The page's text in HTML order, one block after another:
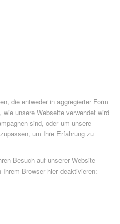
die entweder in aggregierter Form
unsere Webseite verwendet wird
sind, oder um unsere
um Ihre Erfahrung zu
Besuch auf unserer Website
Browser hier deaktivieren: